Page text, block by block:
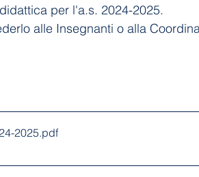
per l'a.s. 2024-2025.
alle Insegnanti o alla
2025.pdf